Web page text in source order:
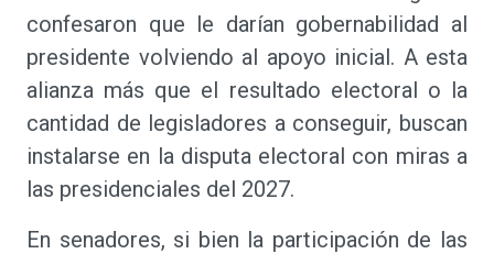
confesaron que le darían gobernabilidad al
presidente volviendo al apoyo inicial. A esta
alianza más que el resultado electoral o la
cantidad de legisladores a conseguir, buscan
instalarse en la disputa electoral con miras a
las presidenciales del 2027.
En senadores, si bien la participación de las